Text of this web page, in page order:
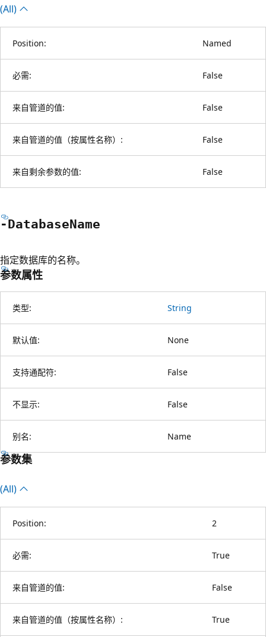
(All)
Position: Named
必需: False
来自管道的值: False
来自管道的值（按属性名称）: False
来自剩余参数的值: False
-DatabaseName
指定数据库的名称。
参数属性
类型: String
默认值: None
支持通配符: False
不显示: False
别名: Name
参数集
(All)
Position: 2
必需: True
来自管道的值: False
来自管道的值（按属性名称）: True